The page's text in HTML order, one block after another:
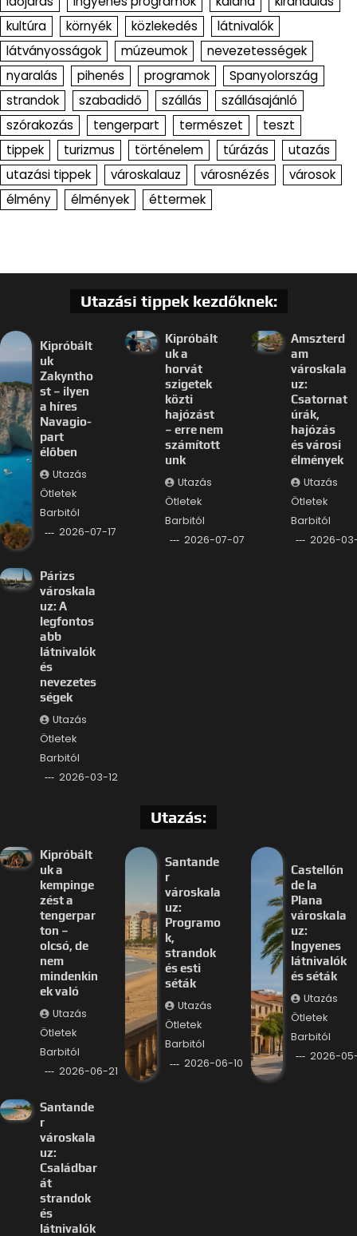
kultúra
környék közlekedés
látnivalók
látványosságok
múzeumok
nevezetességek
nyaralás
pihenés programok
Spanyolország
strandok
szabadidő szállás
szállásajánló
szórakozás
tengerpart természet
teszt
tippek
turizmus történelem túrázás
utazás
utazási tippek
városkalauz városnézés
városok
élmény
élmények éttermek
Utazási tippek kezdőknek:
Kipróbált
uk
Zakyntho
st – ilyen
a híres
Navagio-
part
élőben
Utazás
Ötletek
Barbitól
2026-07-17
Kipróbált
uk a
horvát
szigetek
közti
hajózást
– erre nem
számított
unk
Utazás
Ötletek
Barbitól
2026-07-07
Amszterd
am
városkala
uz:
Csatornat
úrák,
hajózás
és városi
élmények
Utazás
Ötletek
Barbitól
2026-
Párizs
városkala
uz: A
legfontos
abb
látnivalók
és
nevezetes
ségek
Utazás
Ötletek
Barbitól
2026-03-12
Utazás:
Kipróbált
uk a
kempinge
zést a
tengerpar
ton –
olcsó, de
nem
mindenkin
ek való
Utazás
Ötletek
Barbitól
2026-06-21
Santande
r
városkala
uz:
Programo
k,
strandok
és esti
séták
Utazás
Ötletek
Barbitól
2026-06-10
Castellón
de la
Plana
városkala
uz:
Ingyenes
látnivalók
és séták
Utazás
Ötletek
Barbitól
2026-
Santande
r
városkala
uz:
Családbar
át
strandok
és
látnivalók